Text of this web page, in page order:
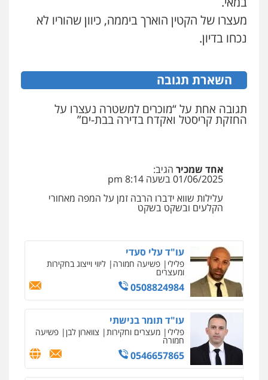
מעצרו של הקטין הוארך ביממה, כיוון שהוריו לא
נכחו בדיון.
השארת תגובה
תגובה אחת על “מוכרים למשטרה נעצרו על
החזקת קריסטל ואקדח בדירה בבת-ים”
אחד שמכיר הגיב:
01/06/2025 בשעה 8:14 pm
עלילות שווא ידברו הרבה זמן על המפה מאחורי
הקלעים ובשקט בשקט
0546470989
0523647066
ויקי שמואל – משרד עו"ד
קורל קרוז – עורך דין פלילי
משפט פלילי
0545437431
עו"ד עלי סעדי
פלילי פשיעה חמורה ליווי וייצוג בחקירות
ומעצרים
0508824984
עו"ד תומר בנישתי
פלילי מעצרים וחקירות צווארון לבן פשיעה
חמורה
0546657865